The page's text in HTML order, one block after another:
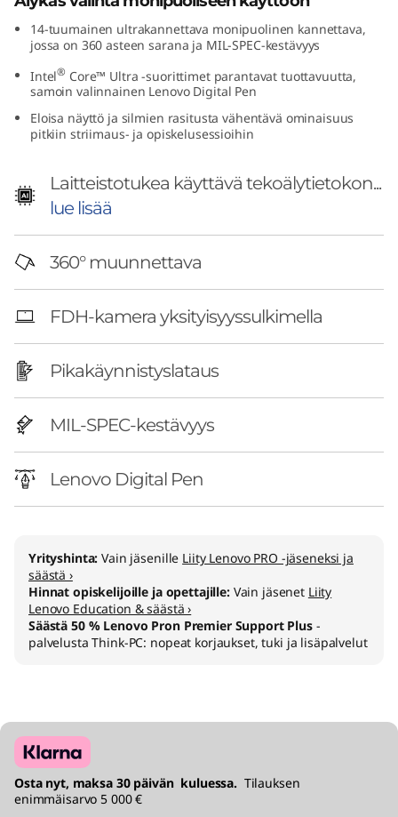
1
4
n
e
14-tuumainen ultrakannettava monipuolinen kannettava,
jossa on 360 asteen sarana ja MIL-SPEC-kestävyys
Intel® Core™ Ultra -suorittimet parantavat tuottavuutta,
samoin valinnainen Lenovo Digital Pen
Eloisa näyttö ja silmien rasitusta vähentävä ominaisuus
pitkiin striimaus- ja opiskelusessioihin
Laitteistotukea käyttävä tekoälytietokon...
lue lisää
360° muunnettava
FDH-kamera yksityisyyssulkimella
Pikakäynnistyslataus
MIL-SPEC-kestävyys
Lenovo Digital Pen
Yrityshinta:Vain jäsenille Liity Lenovo PRO -jäseneksi ja
säästä ›
Hinnat opiskelijoille ja opettajille: Vain jäsenet Liity
Lenovo Education & säästä ›
Säästä 50 % Lenovo Pron Premier Support Plus-
palvelusta Think-PC: nopeat korjaukset, tuki ja lisäpalvelut
Osta nyt, maksa 30 päivän kuluessa. Tilauksen
enimmäisarvo 5 000 €